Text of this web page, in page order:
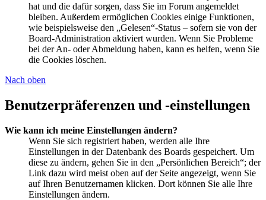
hat und die dafür sorgen, dass Sie im Forum angemeldet
bleiben. Außerdem ermöglichen Cookies einige Funktionen,
wie beispielsweise den „Gelesen“-Status – sofern sie von der
Board-Administration aktiviert wurden. Wenn Sie Probleme
bei der An- oder Abmeldung haben, kann es helfen, wenn Sie
die Cookies löschen.
Nach oben
Benutzerpräferenzen und -einstellungen
Wie kann ich meine Einstellungen ändern?
Wenn Sie sich registriert haben, werden alle Ihre
Einstellungen in der Datenbank des Boards gespeichert. Um
diese zu ändern, gehen Sie in den „Persönlichen Bereich“; der
Link dazu wird meist oben auf der Seite angezeigt, wenn Sie
auf Ihren Benutzernamen klicken. Dort können Sie alle Ihre
Einstellungen ändern.